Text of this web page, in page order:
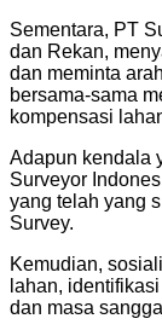
Sementara, PT
dan Rekan,
dan meminta
bersama-sama
kompensasi
Adapun kendala
Surveyor
yang telah yang
Survey.
Kemudian,
lahan,
dan masa